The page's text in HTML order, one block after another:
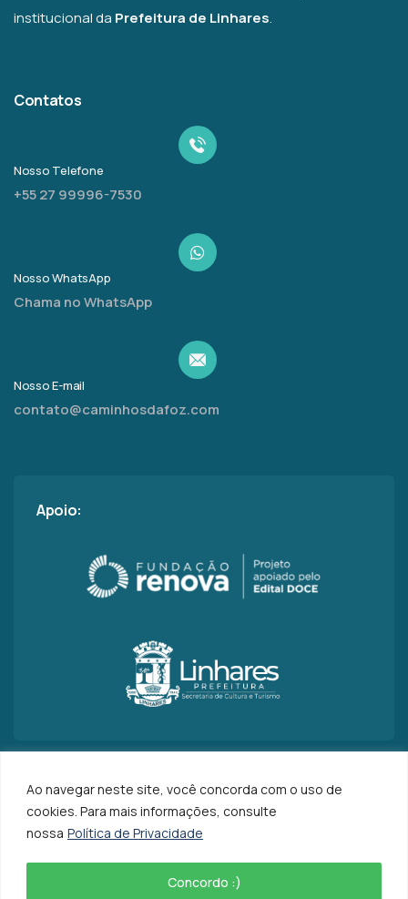
Ao navegar neste site, você concorda com o uso de
cookies. Para mais informações, consulte
nossa Política de Privacidade
Concordo :)
institucional da Prefeitura de Linhares.
Contatos
Nosso Telefone
+55 27 99996-7530
Nosso WhatsApp
Chama no WhatsApp
Nosso E-mail
contato@caminhosdafoz.com
Apoio:
Caminhos da Foz– Direitos Reservados
Criado com
por